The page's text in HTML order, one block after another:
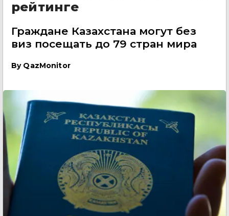
рейтинге
Граждане Казахстана могут без
виз посещать до 79 стран мира
By QazMonitor